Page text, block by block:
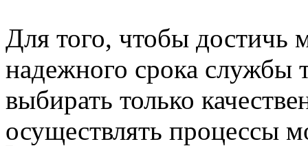
Для того, чтобы достичь
надежного срока службы
выбирать только
осуществлять процессы